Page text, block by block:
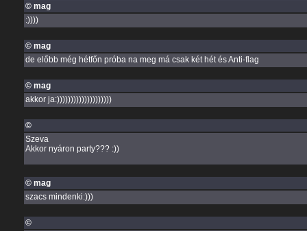
© mag
:))))
© mag
de előbb még hétfőn próba na meg má csak két hét és Anti-flag
© mag
akkor ja:))))))))))))))))))))
©
Szeva
Akkor nyáron party??? :))
© mag
szacs mindenki:)))
©